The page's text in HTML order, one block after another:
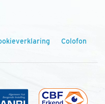
Colofon